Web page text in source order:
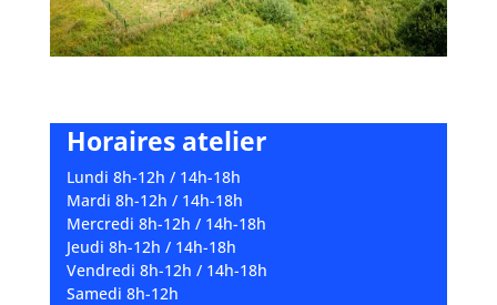
Horaires atelier
Lundi 8h-12h / 14h-18h
Mardi 8h-12h / 14h-18h
Mercredi 8h-12h / 14h-18h
Jeudi 8h-12h / 14h-18h
Vendredi 8h-12h / 14h-18h
Samedi 8h-12h